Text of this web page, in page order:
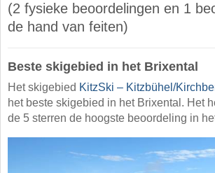
(2 fysieke beoordelingen en 1
de hand van feiten)
Beste skigebied in het Brixental
Het skigebied KitzSki – Kitzbühel/​
het beste skigebied in het Brixental. Het
de 5 sterren de hoogste beoordeling in